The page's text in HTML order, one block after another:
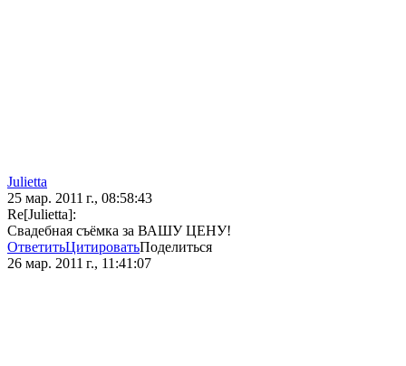
Julietta
25 мар. 2011 г., 08:58:43
Re[Julietta]:
Свадебная съёмка за ВАШУ ЦЕНУ!
ОтветитьЦитироватьПоделиться
26 мар. 2011 г., 11:41:07